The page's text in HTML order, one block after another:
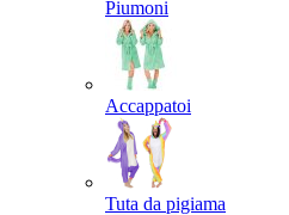
Piumoni
Accappatoi
Tuta da pigiama